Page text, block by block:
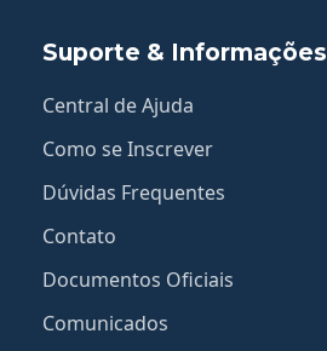
Suporte & Informações
Central de Ajuda
Como se Inscrever
Dúvidas Frequentes
Contato
Documentos Oficiais
Comunicados